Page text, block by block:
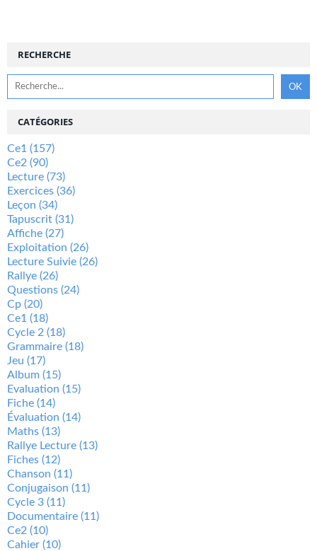
RECHERCHE
CATÉGORIES
Ce1 (157)
Ce2 (90)
Lecture (73)
Exercices (36)
Leçon (34)
Tapuscrit (31)
Affiche (27)
Exploitation (26)
Lecture Suivie (26)
Rallye (26)
Questions (24)
Cp (20)
Ce1 (18)
Cycle 2 (18)
Grammaire (18)
Jeu (17)
Album (15)
Evaluation (15)
Fiche (14)
Évaluation (14)
Maths (13)
Rallye Lecture (13)
Fiches (12)
Chanson (11)
Conjugaison (11)
Cycle 3 (11)
Documentaire (11)
Ce2 (10)
Cahier (10)